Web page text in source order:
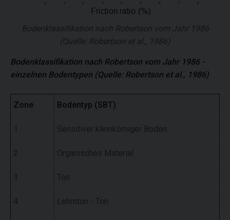
Bodenklassifikation nach Robertson vom Jahr 1986
(Quelle: Robertson et al., 1986)
Bodenklassifikation nach Robertson vom Jahr 1986 -
einzelnen Bodentypen (Quelle: Robertson et al., 1986)
Zone Bodentyp (SBT)
1 Sensitiver kleinkörniger Boden
2 Organisches Material
3 Ton
4 Lehmton - Ton